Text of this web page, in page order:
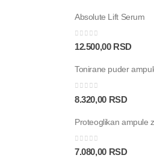
Absolute Lift Serum
0out of 5
12.500,00 RSD
0out of 5
8.320,00 RSD
0out of 5
7.080,00 RSD